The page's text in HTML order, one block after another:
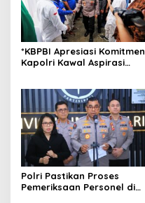
*KBPBI Apresiasi Komitmen
Kapolri Kawal Aspirasi
Polri Pastikan Proses
Pemeriksaan Personel di